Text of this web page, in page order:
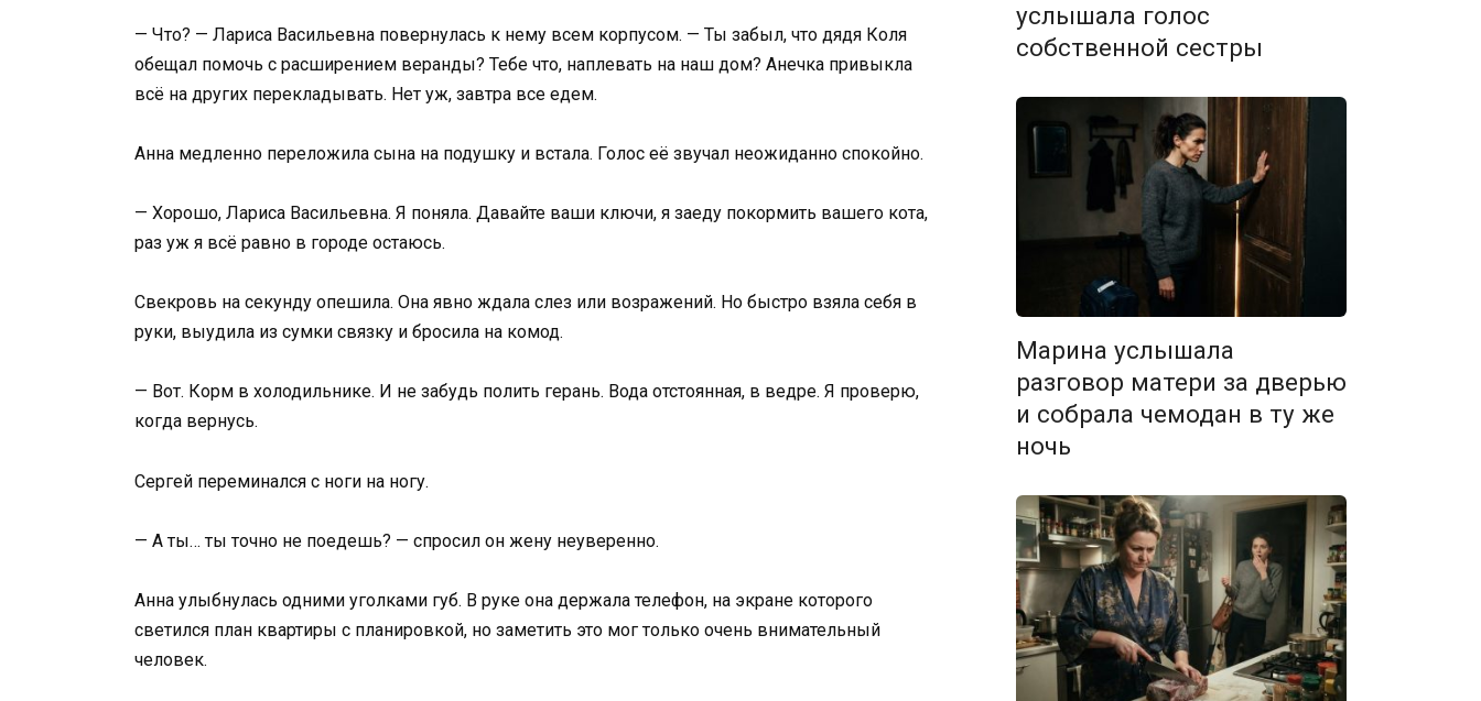
— Что? — Лариса Васильевна повернулась к нему всем корпусом. — Ты забыл, что дядя Коля
обещал помочь с расширением веранды? Тебе что, наплевать на наш дом? Анечка привыкла
всё на других перекладывать. Нет уж, завтра все едем.
Анна медленно переложила сына на подушку и встала. Голос её звучал неожиданно спокойно.
— Хорошо, Лариса Васильевна. Я поняла. Давайте ваши ключи, я заеду покормить вашего кота,
раз уж я всё равно в городе остаюсь.
Свекровь на секунду опешила. Она явно ждала слез или возражений. Но быстро взяла себя в
руки, выудила из сумки связку и бросила на комод.
— Вот. Корм в холодильнике. И не забудь полить герань. Вода отстоянная, в ведре. Я проверю,
когда вернусь.
Сергей переминался с ноги на ногу.
— А ты… ты точно не поедешь? — спросил он жену неуверенно.
Анна улыбнулась одними уголками губ. В руке она держала телефон, на экране которого
светился план квартиры с планировкой, но заметить это мог только очень внимательный
человек.
услышала голос
собственной сестры
Марина услышала
разговор матери за дверью
и собрала чемодан в ту же
ночь